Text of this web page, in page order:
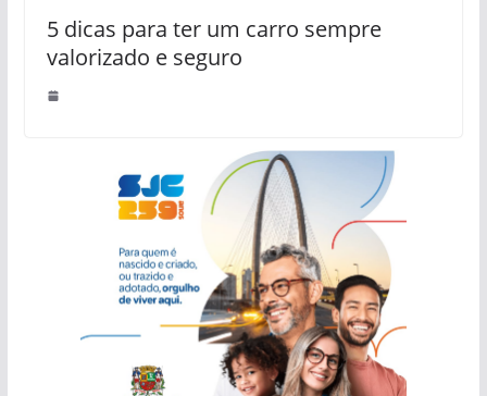
5 dicas para ter um carro sempre
valorizado e seguro